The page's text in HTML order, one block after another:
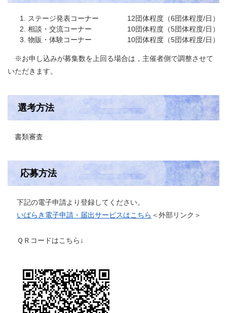
ステージ発表コーナー 12団体程度（6団体程度/日）
相談・交流コーナー 10団体程度（5団体程度/日）
物販・体験コーナー 10団体程度（5団体程度/日）
※お申し込みが募集数を上回る場合は，主催者側で調整させて
いただきます。
選考方法
書類審査
応募方法
下記の電子申請より登録してください。
いばらき電子申請・届出サービスはこちら ＜外部リンク＞
ＱＲコードはこちら↓